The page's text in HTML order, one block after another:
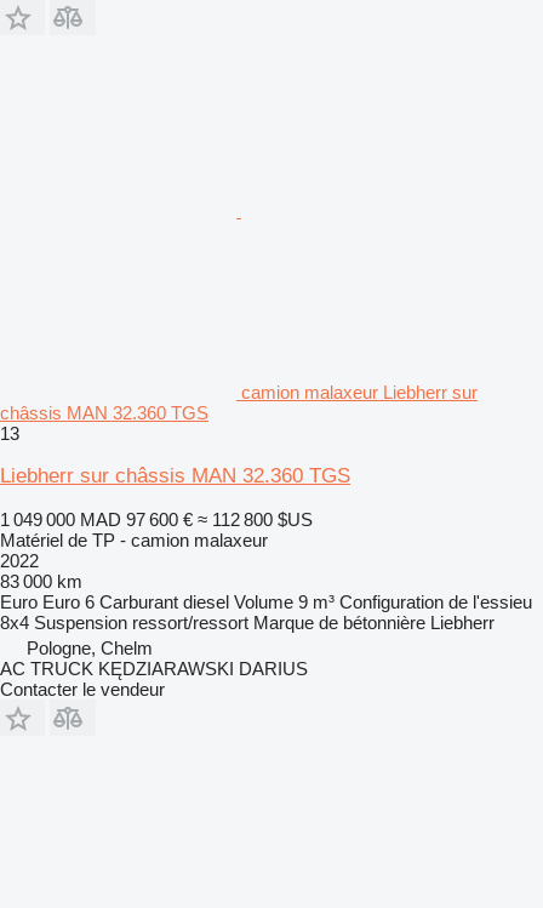
camion malaxeur Liebherr sur
châssis MAN 32.360 TGS
13
Liebherr sur châssis MAN 32.360 TGS
1 049 000 MAD 97 600 € ≈ 112 800 $US
Matériel de TP - camion malaxeur
2022
83 000 km
Euro Euro 6 Carburant diesel Volume 9 m³ Configuration de l'essieu
8x4 Suspension ressort/ressort Marque de bétonnière Liebherr
Pologne, Chelm
AC TRUCK KĘDZIARAWSKI DARIUS
Contacter le vendeur